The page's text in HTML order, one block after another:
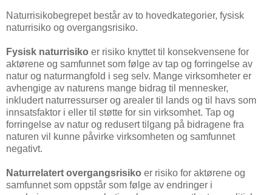
Naturrisikobegrepet består av to hovedkategorier, fysisk
naturrisiko og overgangsrisiko.
Fysisk naturrisiko er risiko knyttet til konsekvensene for
aktørene og samfunnet som følge av tap og forringelse av
natur og naturmangfold i seg selv. Mange virksomheter er
avhengige av naturens mange bidrag til mennesker,
inkludert naturressurser og arealer til lands og til havs som
innsatsfaktor i eller til støtte for sin virksomhet. Tap og
forringelse av natur og redusert tilgang på bidragene fra
naturen vil kunne påvirke virksomheten og samfunnet
negativt.
Naturrelatert overgangsrisiko er risiko for aktørene og
samfunnet som oppstår som følge av endringer i